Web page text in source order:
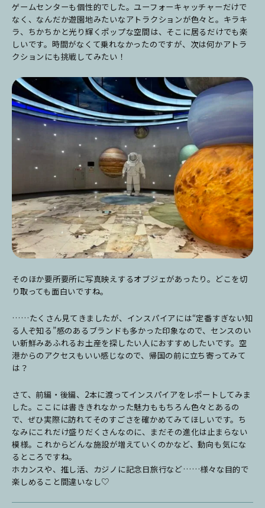
ゲームセンターも個性的でした。ユーフォーキャッチャーだけで
なく、なんだか遊園地みたいなアトラクションが色々と。キラキ
ラ、ちかちかと光り輝くポップな空間は、そこに居るだけでも楽
しいです。時間がなくて乗れなかったのですが、次は何かアトラ
クションにも挑戦してみたい！
そのほか要所要所に写真映えするオブジェがあったり。どこを切
り取っても面白いですね。
……たくさん見てきましたが、インスパイアには“定番すぎない知
る人ぞ知る”感のあるブランドも多かった印象なので、センスのい
い新鮮みあふれるお土産を探したい人におすすめしたいです。空
港からのアクセスもいい感じなので、帰国の前に立ち寄ってみて
は？
さて、前編・後編、2本に渡ってインスパイアをレポートしてみま
した。ここには書ききれなかった魅力ももちろん色々とあるの
で、ぜひ実際に訪れてそのすごさを確かめてみてほしいです。ち
なみにこれだけ盛りだくさんなのに、まだその進化は止まらない
模様。これからどんな施設が増えていくのかなど、動向も気にな
るところですね。
ホカンスや、推し活、カジノに記念日旅行など……様々な目的で
楽しめること間違いなし♡